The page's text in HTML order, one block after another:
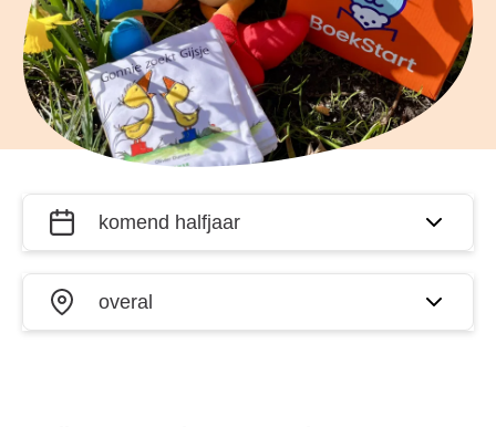
Filter
activiteiten
op datum
en plaats
Wanneer?
Waar?